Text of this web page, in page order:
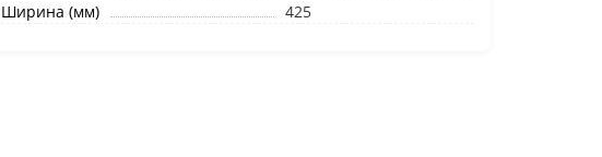
Ширина (мм)
425